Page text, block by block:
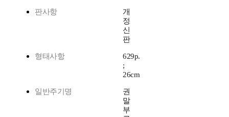
판사항
개
정
신
판
형태사항
629p.
;
26cm
일반주기명
권
말
부